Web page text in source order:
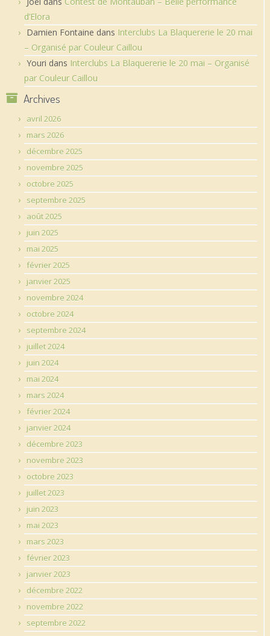
d’Elora
Damien Fontaine dans Interclubs La Blaquererie le 20 mai
– Organisé par Couleur Caillou
Youri dans Interclubs La Blaquererie le 20 mai – Organisé
par Couleur Caillou
Archives
avril 2026
mars 2026
décembre 2025
novembre 2025
octobre 2025
septembre 2025
août 2025
juin 2025
mai 2025
février 2025
janvier 2025
novembre 2024
octobre 2024
septembre 2024
juillet 2024
juin 2024
mai 2024
mars 2024
février 2024
janvier 2024
décembre 2023
novembre 2023
octobre 2023
juillet 2023
juin 2023
mai 2023
mars 2023
février 2023
janvier 2023
décembre 2022
novembre 2022
septembre 2022